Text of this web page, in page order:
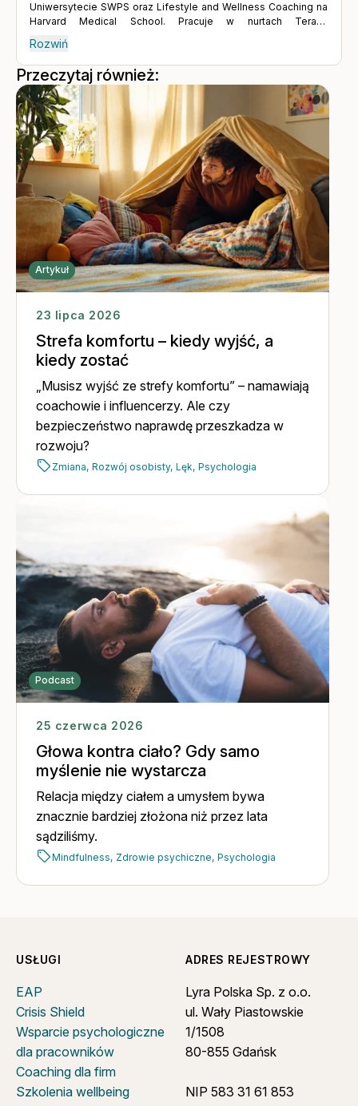
Uniwersytecie SWPS oraz Lifestyle and Wellness Coaching na
Harvard Medical School. Pracuje w nurtach Terapii
Terapii Koherencji i Rekonsolidacji Pamięci. Jest także
absolwentką zarządzania na Politechnice Gdańskiej i posiada
wieloletnie doświadczenie menedżerskie w dużych
organizacjach biznesowych. Jako Dyrektor ds. Rozwoju Lyra
Polska współtworzy programy EAP, które budują równowagę i
efektywność w firmach. Prowadzi sesje indywidualne i
szkolenia oraz nagrywa podcasty. Wierzy, że podstawą
dobrostanu pozostają niezmiennie sen, aktywność i
odżywianie. Jednocześnie z uwagą śledzi, jaki potencjał dla
zdrowia psychicznego niesie rozwój AI.
Rozwiń
Przeczytaj również:
Artykuł
23 lipca 2026
Strefa komfortu – kiedy wyjść, a
kiedy zostać
„Musisz wyjść ze strefy komfortu” – namawiają
coachowie i influencerzy. Ale czy
bezpieczeństwo naprawdę przeszkadza w
rozwoju?
Zmiana, Rozwój osobisty, Lęk, Psychologia
Podcast
25 czerwca 2026
Głowa kontra ciało? Gdy samo
myślenie nie wystarcza
Relacja między ciałem a umysłem bywa
znacznie bardziej złożona niż przez lata
sądziliśmy.
Mindfulness, Zdrowie psychiczne, Psychologia
USŁUGI
EAP
Crisis Shield
Wsparcie psychologiczne
dla pracowników
Coaching dla firm
Szkolenia wellbeing
ADRES REJESTROWY
Lyra Polska Sp. z o.o.
ul. Wały Piastowskie
1/1508
80-855 Gdańsk
NIP 583 31 61 853